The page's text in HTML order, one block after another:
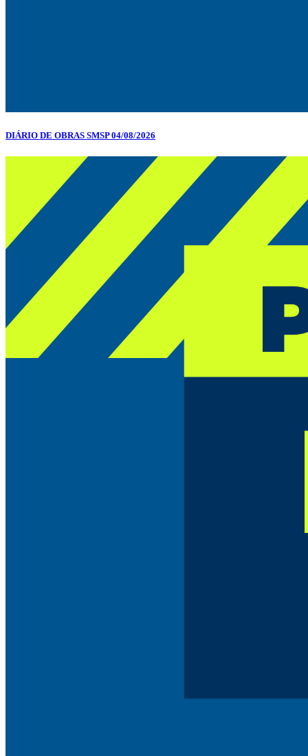
DIÁRIO DE OBRAS SMSP 04/08/2026